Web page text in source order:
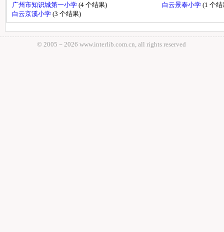
广州市知识城第一小学 (4 个结果) 白云景泰小学 (1 个结
白云京溪小学 (3 个结果)
© 2005－ 2026 www.interlib.com.cn, all rights reserved